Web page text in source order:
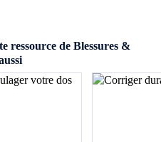
ressource de Blessures &